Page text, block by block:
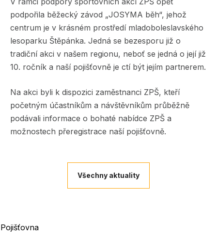
podpořila běžecký závod „JOSYMA běh“, jehož
centrum je v krásném prostředí mladoboleslavského
lesoparku Štěpánka. Jedná se bezesporu již o
tradiční akci v našem regionu, neboť se jedná o její již
10. ročník a naší pojišťovně je ctí být jejím partnerem.
Na akci byli k dispozici zaměstnanci ZPŠ, kteří
početným účastníkům a návštěvníkům průběžně
podávali informace o bohaté nabídce ZPŠ a
možnostech přeregistrace naší pojišťovně.
Všechny aktuality
Pojišťovna